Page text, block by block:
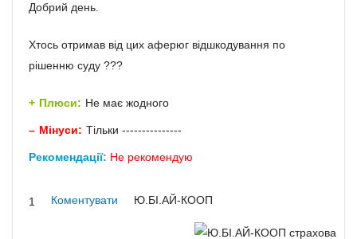
Добрий день.
Хтось отримав від цих аферюг відшкодування по
рішенню суду ???
Плюси: Не має жодного
Мінуси: Тільки ---------------
Рекомендації: Не рекомендую
1 Коментувати Ю.БІ.АЙ-КООП